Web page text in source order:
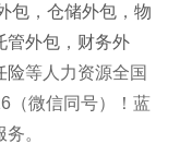
包 ， 仓储外包 ， 物
管外包 ， 财务外
险等人力资源全国
（微信同号）！蓝
。